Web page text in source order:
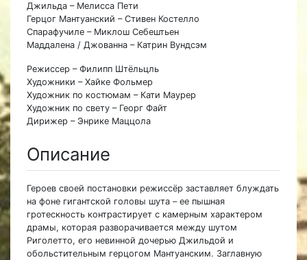
Джильда – Мелисса Пети
Герцог Мантуанский – Стивен Костелло
Спарафучиле – Миклош Себештьен
Маддалена / Джованна – Катрин Вундсэм
Режиссер – Филипп Штёльцль
Художники – Хайке Фольмер
Художник по костюмам – Кати Маурер
Художник по свету – Георг Файт
Дирижер – Энрике Маццола
Описание
Героев своей постановки режиссёр заставляет блуждать
на фоне гигантской головы шута – ее пышная
гротескность контрастирует с камерным характером
драмы, которая разворачивается между шутом
Риголетто, его невинной дочерью Джильдой и
обольстительным герцогом Мантуанским. Заглавную